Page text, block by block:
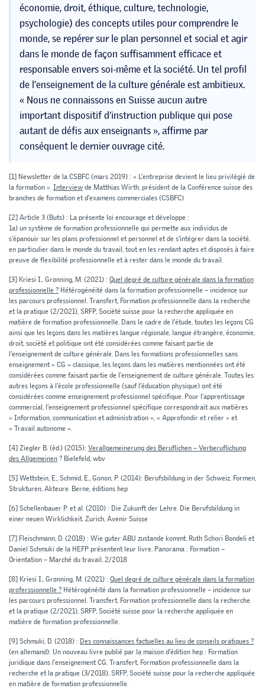
économie, droit, éthique, culture, technologie,
psychologie) des concepts utiles pour comprendre le
monde, se repérer sur le plan personnel et social et agir
dans le monde de façon suffisamment efficace et
responsable envers soi-même et la société. Un tel profil
de l’enseignement de la culture générale est ambitieux.
« Nous ne connaissons en Suisse aucun autre
important dispositif d’instruction publique qui pose
autant de défis aux enseignants », affirme par
conséquent le dernier ouvrage cité.
[1] Newsletter de la CSBFC (mars 2019) : « L’entreprise devient le lieu privilégié de
la formation ».Interviewde Matthias Wirth, président de la Conférence suisse des
branches de formation et d’examens commerciales (CSBFC)
[2]Article 3 (Buts) : La présente loi encourage et développe :
1a) un système de formation professionnelle qui permette aux individus de
s’épanouir sur les plans professionnel et personnel et de s’intégrer dans la société,
en particulier dans le monde du travail, tout en les rendant aptes et disposés à faire
preuve de flexibilité professionnelle et à rester dans le monde du travail.
[3] Kriesi I., Grønning, M. (2021) : Quel degré de culture générale dans la formation
professionnelle ? Hétérogénéité dans la formation professionnelle – incidence sur
les parcours professionnel. Transfert, Formation professionnelle dans la recherche
et la pratique (2/2021), SRFP, Société suisse pour la recherche appliquée en
matière de formation professionnelle. Dans le cadre de l’étude, toutes les leçons CG
ainsi que les leçons dans les matières langue régionale, langue étrangère, économie,
droit, société et politique ont été considérées comme faisant partie de
l’enseignement de culture générale. Dans les formations professionnelles sans
enseignement « CG » classique, les leçons dans les matières mentionnées ont été
considérées comme faisant partie de l’enseignement de culture générale. Toutes les
autres leçons à l’école professionnelle (sauf l’éducation physique) ont été
considérées comme enseignement professionnel spécifique. Pour l’apprentissage
commercial, l’enseignement professionnel spécifique correspondrait aux matières
« Information, communication et administration », « Approfondir et relier » et
« Travail autonome ».
[4]Ziegler B. (éd.) (2015): Verallgemeinerung des Beruflichen – Verberuflichung
des Allgemeinen? Bielefeld, wbv
[5]Wettstein, E., Schmid, E., Gonon, P. (2014): Berufsbildung in der Schweiz. Formen,
Strukturen, Akteure. Berne, éditions hep
[6]Schellenbauer P. et al. (2010) : Die Zukunft der Lehre. Die Berufsbildung in
einer neuen Wirklichkeit. Zurich, Avenir Suisse
[7] Fleischmann, D. (2018) : Wie guter ABU zustande kommt. Ruth Schori Bondeli et
Daniel Schmuki de la HEFP présentent leur livre. Panorama : Formation –
Orientation – Marché du travail, 2/2018
[8] Kriesi I., Grønning, M. (2021) : Quel degré de culture générale dans la formation
proferssionnelle ? Hétérogénéité dans la formation professionnelle – incidence sur
les parcours professionnel. Transfert, Formation professionnelle dans la recherche
et la pratique (2/2021), SRFP, Société suisse pour la recherche appliquée en
matière de formation professionnelle.
[9]Schmuki, D. (2018) : Des connaissances factuelles au lieu de conseils pratiques ?
(en allemand): Un nouveau livre publié par la maison d’édition hep : Formation
juridique dans l’enseignement CG. Transfert, Formation professionnelle dans la
recherche et la pratique (3/2018), SRFP, Société suisse pour la recherche appliquée
en matière de formation professionnelle.